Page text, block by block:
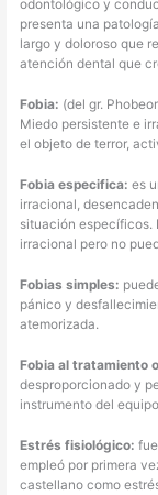
odontológico y
presenta una
largo y doloroso que
atención dental que
Fobia: (del gr.
Miedo persistente e
el objeto de terror,
Fobia especifica: es
irracional,
situación específicos.
irracional pero no
Fobias simples:
pánico y
atemorizada.
Fobia al tratamiento
desproporcionado y
instrumento del
Estrés fisiológico:
empleó por primera
castellano como